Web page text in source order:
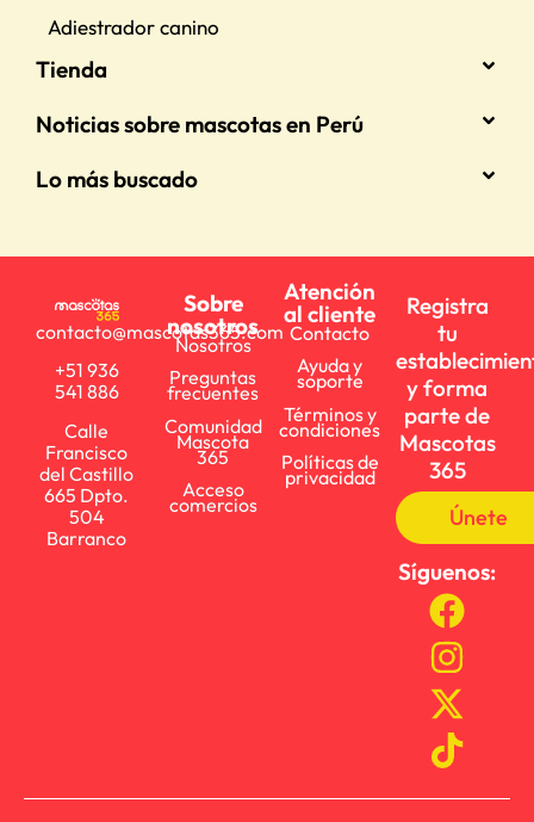
Adiestrador canino
Tienda
Noticias sobre mascotas en Perú
Lo más buscado
contacto@mascotas365.com
+51 936
541 886
Calle
Francisco
del Castillo
665 Dpto.
504
Barranco
Sobre
nosotros
Nosotros
Preguntas
frecuentes
Comunidad
Mascota
365
Acceso
comercios
Atención
al cliente
Contacto
Ayuda y
soporte
Términos y
condiciones
Políticas de
privacidad
Registra
tu
y forma
parte de
Mascotas
365
Únete
Síguenos: